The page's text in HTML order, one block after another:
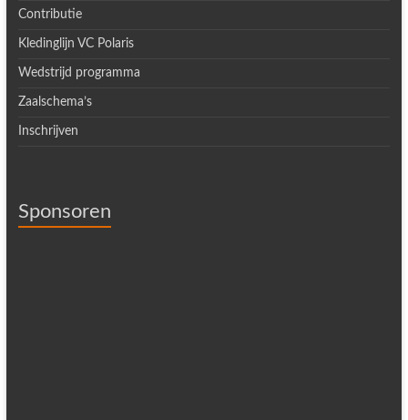
Contributie
Kledinglijn VC Polaris
Wedstrijd programma
Zaalschema’s
Inschrijven
Sponsoren